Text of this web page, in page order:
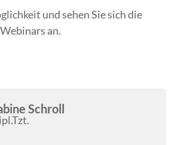
und sehen Sie sich die
an.
Schroll